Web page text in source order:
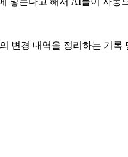
변경 내역을 정리하는 기록